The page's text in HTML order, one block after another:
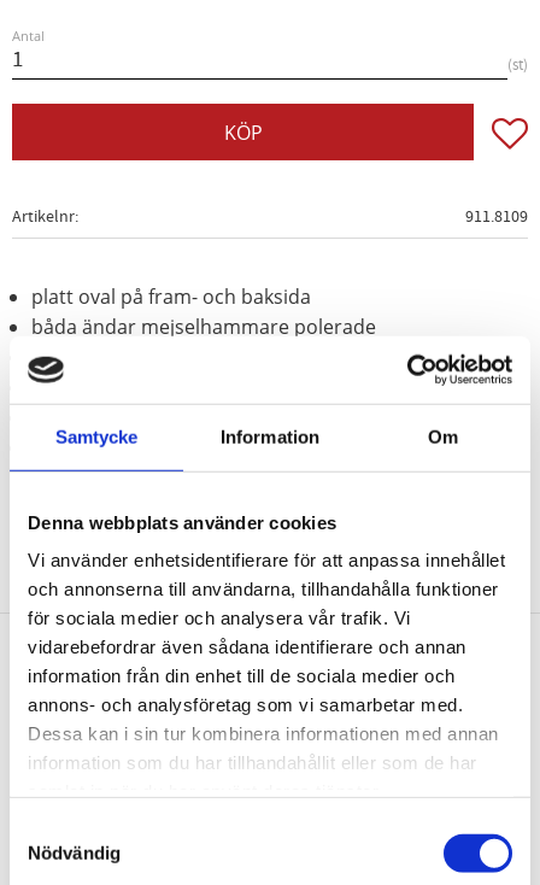
Samtycke Information Om
Denna webbplats använder cookies
Vi använder enhetsidentifierare för att anpassa innehållet
och annonserna till användarna, tillhandahålla funktioner
för sociala medier och analysera vår trafik. Vi
vidarebefordrar även sådana identifierare och annan
information från din enhet till de sociala medier och
annons- och analysföretag som vi samarbetar med.
Dessa kan i sin tur kombinera informationen med annan
information som du har tillhandahållit eller som de har
Nödvändig
Antal
st
KÖP
Artikelnr 911.8109
platt oval på fram- och baksida
båda ändar mejselhammare polerade
Flexibel
idealisk för lossning av klämmor
Special-plast
Nyhetsbrev
integritetspolicy.